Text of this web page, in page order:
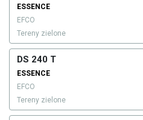
ESSENCE
EFCO
Tereny zielone
DS 240 T
ESSENCE
EFCO
Tereny zielone